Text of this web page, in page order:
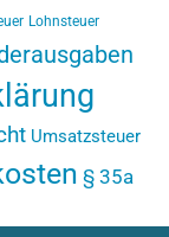
Lohnsteuer
Umsatzsteuer
§ 35a